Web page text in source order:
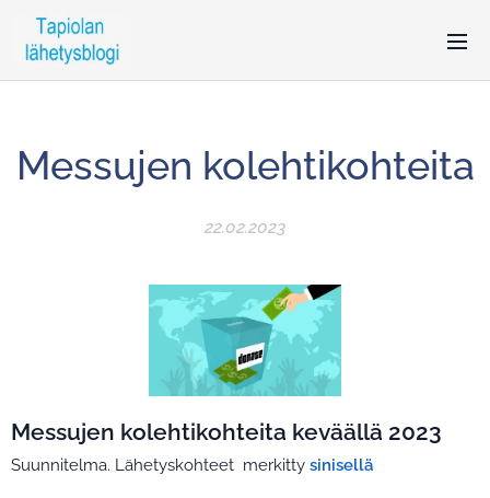
Messujen kolehtikohteita
22.02.2023
Messujen kolehtikohteita keväällä 2023
Suunnitelma. Lähetyskohteet merkitty sinisellä